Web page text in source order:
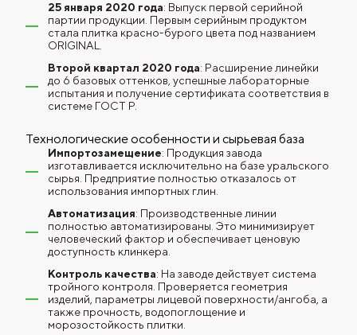
25 января 2020 года: Выпуск первой серийной
партии продукции. Первым серийным продуктом
стала плитка красно-бурого цвета под названием
ORIGINAL.
Второй квартал 2020 года: Расширение линейки
до 6 базовых оттенков, успешные лабораторные
испытания и получение сертификата соответствия в
системе ГОСТ Р.
Технологические особенности и сырьевая база
Импортозамещение: Продукция завода
изготавливается исключительно на базе уральского
сырья. Предприятие полностью отказалось от
использования импортных глин.
Автоматизация: Производственные линии
полностью автоматизированы. Это минимизирует
человеческий фактор и обеспечивает ценовую
доступность клинкера.
Контроль качества: На заводе действует система
тройного контроля. Проверяется геометрия
изделий, параметры лицевой поверхности/ангоба, а
также прочность, водопоглощение и
морозостойкость плитки.